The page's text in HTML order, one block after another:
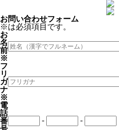
お問い合わせフォーム
※は必須項目です。
お
名
前
※
フ
リ
ガ
ナ
※
電
話
番
- -